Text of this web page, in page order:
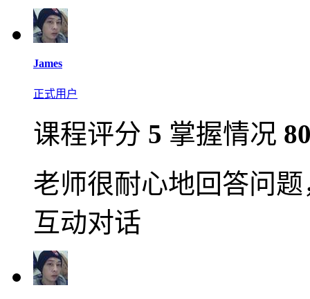
James
正式用户
课程评分 5 掌握情况
老师很耐心地回答问
互动对话